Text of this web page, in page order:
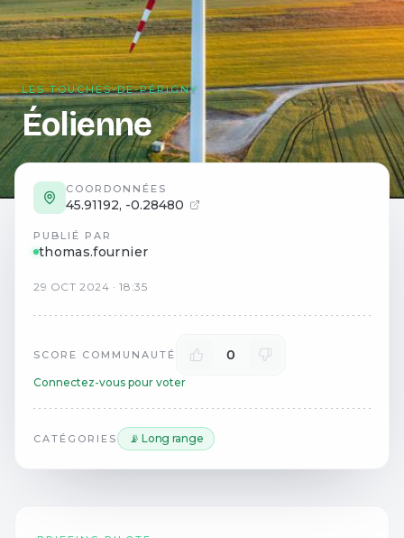
LES TOUCHES-DE-PÉRIGNY
Éolienne
COORDONNÉES
45.91192, -0.28480
PUBLIÉ PAR
thomas.fournier
29 OCT 2024 ·18:35
SCORE COMMUNAUTÉ 0
Connectez-vous pour voter
CATÉGORIES 📡 Long range